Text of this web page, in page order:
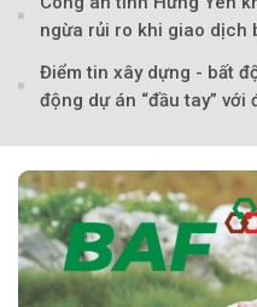
ngừa rủi ro khi giao dịch
Điểm tin xây dựng - bất
động dự án “đầu tay” với